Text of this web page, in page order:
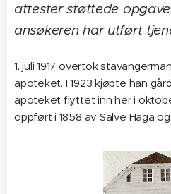
attester støttede
ansøkeren har utført
1. juli 1917 overtok
apoteket. I 1923 kjøpte han
apoteket flyttet inn her i
oppført i 1858 av Salve Haga